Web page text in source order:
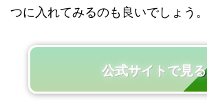
つに入れてみるのも良いでしょう。
公式サイトで見る